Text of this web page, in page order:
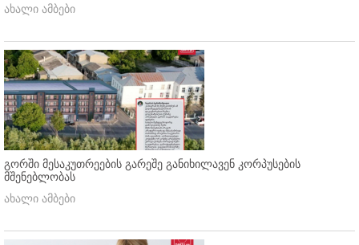
ახალი ამბები
გორში მესაკუთრეების გარეშე განიხილავენ კორპუსების
მშენებლობას
ახალი ამბები